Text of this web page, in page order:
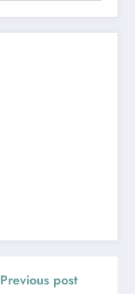
Previous post